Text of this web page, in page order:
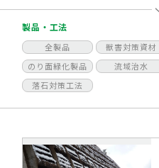
製品・工法
全製品 獣害対策資材
のり面緑化製品
流域治水
落石対策工法